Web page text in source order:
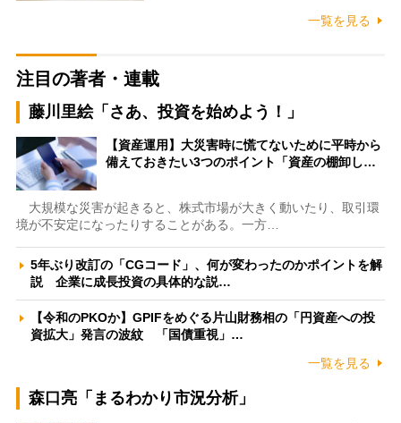
一覧を見る
注目の著者・連載
藤川里絵「さあ、投資を始めよう！」
【資産運用】大災害時に慌てないために平時から
備えておきたい3つのポイント「資産の棚卸し…
大規模な災害が起きると、株式市場が大きく動いたり、取引環
境が不安定になったりすることがある。一方…
5年ぶり改訂の「CGコード」、何が変わったのかポイントを解
説 企業に成長投資の具体的な説…
【令和のPKOか】GPIFをめぐる片山財務相の「円資産への投
資拡大」発言の波紋 「国債重視」…
一覧を見る
森口亮「まるわかり市況分析」